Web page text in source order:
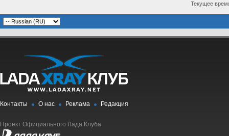
Текущее
Контакты О нас Реклама Редакция
Проект Официального Лада Клуба